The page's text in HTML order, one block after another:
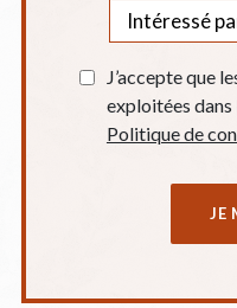
J’accepte que
exploitées
Politique de